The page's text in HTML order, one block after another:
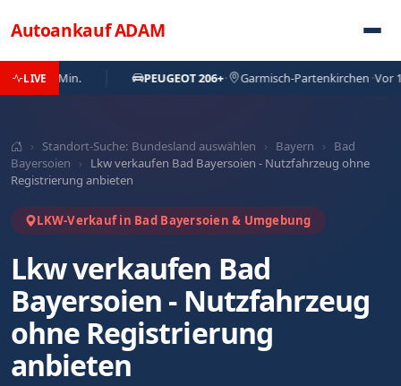
AutoankaufADAM
LIVE
55 Min. PEUGEOT 206+· Garmisch-Partenkirchen·Vor 11 Std.
› Standort-Suche: Bundesland auswählen › Bayern ›
Bad
Bayersoien
›
Lkw verkaufen Bad Bayersoien - Nutzfahrzeug ohne
Registrierung anbieten
LKW-Verkauf in Bad Bayersoien & Umgebung
Lkw verkaufen Bad
Bayersoien - Nutzfahrzeug
ohne Registrierung
anbieten